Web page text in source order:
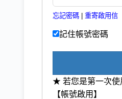
忘記密碼 重寄啟用信
記住帳號密碼
★ 若您是第一次使
【帳號啟用】